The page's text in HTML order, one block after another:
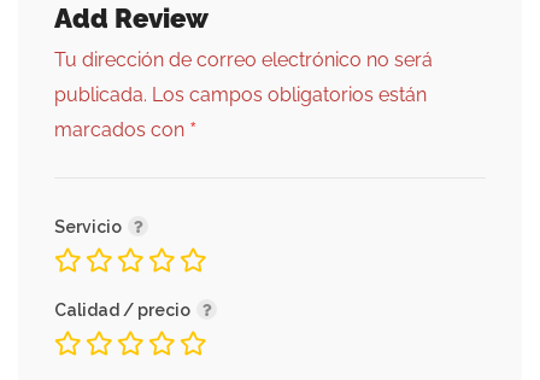
Add Review
Tu dirección de correo electrónico no será
publicada. Los campos obligatorios están
marcados con *
Servicio
Calidad / precio